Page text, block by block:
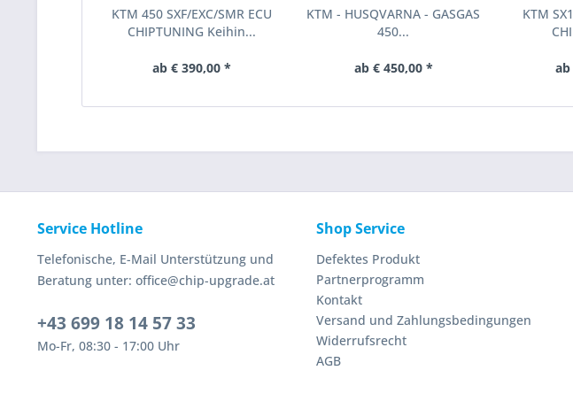
KTM 450 SXF/EXC/SMR ECU
CHIPTUNING Keihin...
ab € 390,00 *
KTM - HUSQVARNA - GASGAS
450...
ab € 450,00 *
KTM
Service Hotline
Telefonische, E-Mail Unterstützung und
Beratung unter: office@chip-upgrade.at
+43 699 18 14 57 33
Mo-Fr, 08:30 - 17:00 Uhr
Shop Service
Defektes Produkt
Partnerprogramm
Kontakt
Versand und Zahlungsbedingungen
Widerrufsrecht
AGB